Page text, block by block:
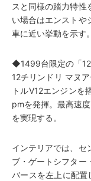
スと同様の踏力特性
い場合はエンストや
車に近い挙動を示す。
◆1499台限定の「12
12チリンドリ マヌ
トルV12エンジン
pmを発揮。最高速
を実現する。
インテリアでは、セ
ブ・ゲートシフター
バースを左上に配置